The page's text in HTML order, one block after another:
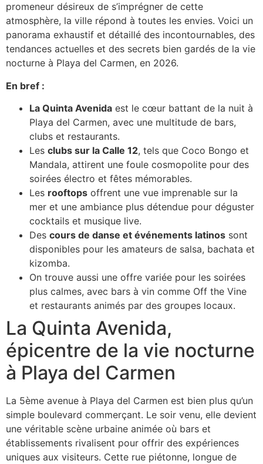
promeneur désireux de s’imprégner de cette
atmosphère, la ville répond à toutes les envies. Voici un
panorama exhaustif et détaillé des incontournables, des
tendances actuelles et des secrets bien gardés de la vie
nocturne à Playa del Carmen, en 2026.
En bref :
La Quinta Avenida est le cœur battant de la nuit à
Playa del Carmen, avec une multitude de bars,
clubs et restaurants.
Les clubs sur la Calle 12, tels que Coco Bongo et
Mandala, attirent une foule cosmopolite pour des
soirées électro et fêtes mémorables.
Les rooftops offrent une vue imprenable sur la
mer et une ambiance plus détendue pour déguster
cocktails et musique live.
Des cours de danse et événements latinos sont
disponibles pour les amateurs de salsa, bachata et
kizomba.
On trouve aussi une offre variée pour les soirées
plus calmes, avec bars à vin comme Off the Vine
et restaurants animés par des groupes locaux.
La Quinta Avenida,
épicentre de la vie nocturne
à Playa del Carmen
La 5ème avenue à Playa del Carmen est bien plus qu’un
simple boulevard commerçant. Le soir venu, elle devient
une véritable scène urbaine animée où bars et
établissements rivalisent pour offrir des expériences
uniques aux visiteurs. Cette rue piétonne, longue de